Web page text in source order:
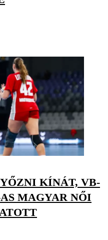
KÍNÁT, VB-
MAGYAR NŐI